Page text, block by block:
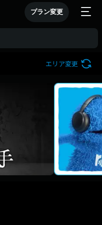
プラン変更
エリア変更